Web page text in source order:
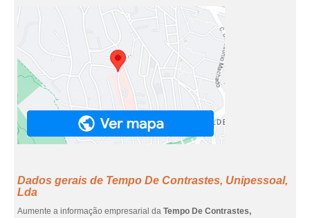
Dados gerais de Tempo De Contrastes, Unipessoal,
Lda
Aumente a informação empresarial da Tempo De Contrastes,